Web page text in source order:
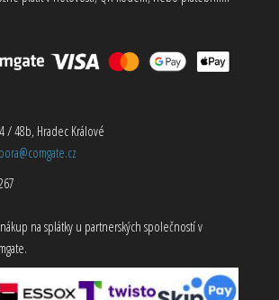
/ 48b, Hradec Králové
na splátky u partnerských společností v